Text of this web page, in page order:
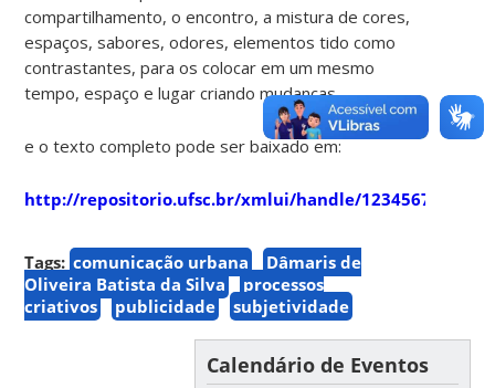
compartilhamento, o encontro, a mistura de cores,
espaços, sabores, odores, elementos tido como
contrastantes, para os colocar em um mesmo
tempo, espaço e lugar criando mudanças.
e o texto completo pode ser baixado em:
http://repositorio.ufsc.br/xmlui/handle/123456789/
Tags: comunicação urbana
Dâmaris de
Oliveira Batista da Silva
processos
criativos
publicidade subjetividade
Calendário de Eventos